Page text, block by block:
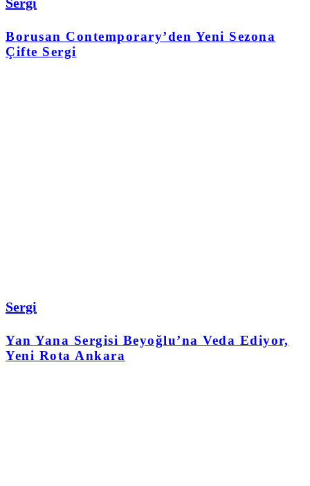
Sergi
Borusan Contemporary’den Yeni Sezona
Çifte Sergi
Sergi
Yan Yana Sergisi Beyoğlu’na Veda Ediyor,
Yeni Rota Ankara